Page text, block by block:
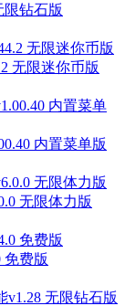
限钻石版
无限迷你币版
内置菜单版
无限体力版
免费版